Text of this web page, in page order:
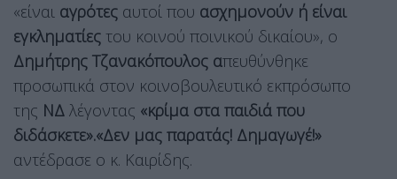
«είναι αγρότες αυτοί που ασχημονούν ή είναι
εγκληματίες του κοινού ποινικού δικαίου», ο
Δημήτρης Τζανακόπουλος απευθύνθηκε
προσωπικά στον κοινοβουλευτικό εκπρόσωπο
της ΝΔ λέγοντας «κρίμα στα παιδιά που
διδάσκετε».«Δεν μας παρατάς! Δημαγωγέ!»
αντέδρασε ο κ. Καιρίδης.